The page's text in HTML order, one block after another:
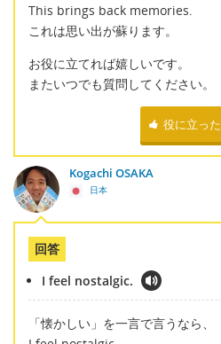
This brings back memories.
これは思い出が蘇ります。
お役に立てれば嬉しいです。
またいつでも質問してください。
役に立った
Kogachi OSAKA
日本
回答
I feel nostalgic.
「懐かしい」を一言で言うなら、